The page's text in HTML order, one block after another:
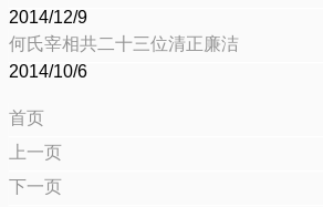
2014/12/9
何氏宰相共二十三位清正廉洁
2014/10/6
首页
上一页
下一页